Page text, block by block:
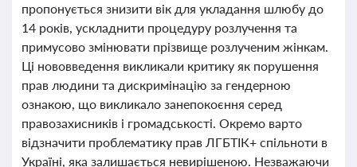
пропонується знизити вік для укладання шлюбу до
14 років, ускладнити процедуру розлучення та
примусово змінювати прізвище розлученим жінкам.
Ці нововведення викликали критику як порушення
прав людини та дискримінацію за гендерною
ознакою, що викликало занепокоєння серед
правозахисників і громадськості. Окремо варто
відзначити проблематику прав ЛГБТІК+ спільноти в
Україні, яка залишається невирішеною. Незважаючи